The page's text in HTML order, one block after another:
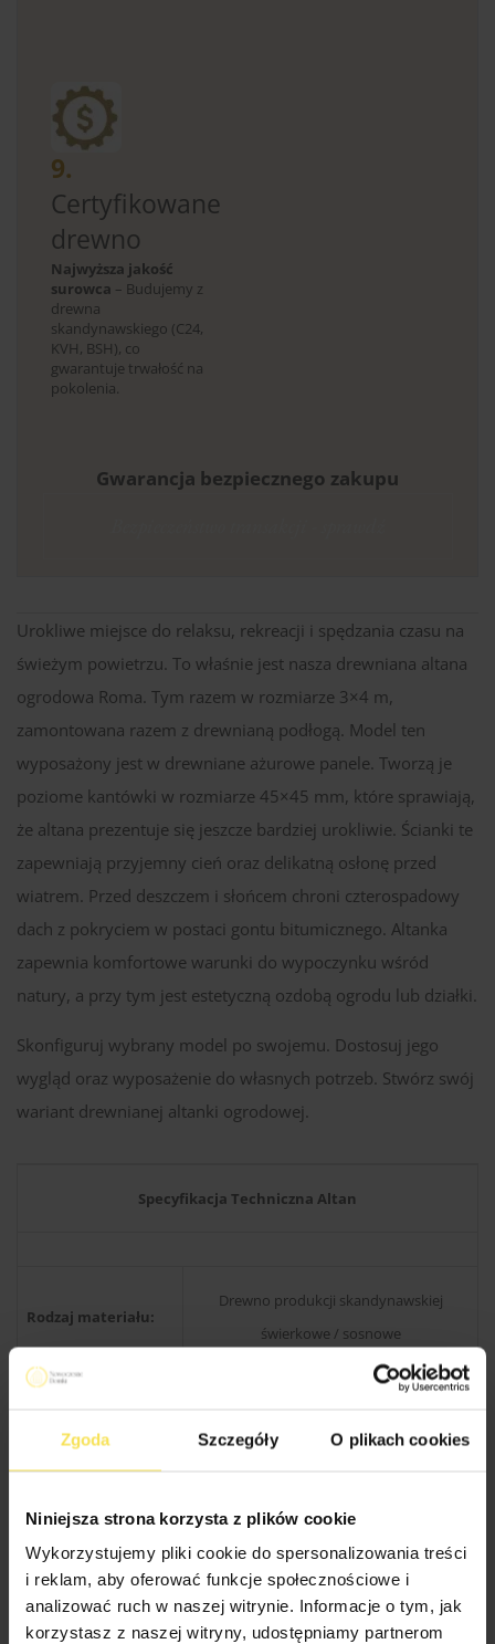
Zgoda Szczegóły O plikach cookies
Niniejsza strona korzysta z plików cookie
Wykorzystujemy pliki cookie do spersonalizowania treści
i reklam, aby oferować funkcje społecznościowe i
analizować ruch w naszej witrynie. Informacje o tym, jak
korzystasz z naszej witryny, udostępniamy partnerom
9.
Certyfikowane
drewno
Najwyższa jakość
surowca – Budujemy z
drewna
skandynawskiego (C24,
KVH, BSH), co
gwarantuje trwałość na
pokolenia.
Gwarancja bezpiecznego zakupu
Urokliwe miejsce do relaksu, rekreacji i spędzania czasu na
świeżym powietrzu. To właśnie jest nasza drewniana altana
ogrodowa Roma. Tym razem w rozmiarze 3×4 m,
zamontowana razem z drewnianą podłogą. Model ten
wyposażony jest w drewniane ażurowe panele. Tworzą je
poziome kantówki w rozmiarze 45×45 mm, które sprawiają,
że altana prezentuje się jeszcze bardziej urokliwie. Ścianki te
zapewniają przyjemny cień oraz delikatną osłonę przed
wiatrem. Przed deszczem i słońcem chroni czterospadowy
dach z pokryciem w postaci gontu bitumicznego. Altanka
zapewnia komfortowe warunki do wypoczynku wśród
natury, a przy tym jest estetyczną ozdobą ogrodu lub działki.
Skonfiguruj wybrany model po swojemu. Dostosuj jego
wygląd oraz wyposażenie do własnych potrzeb. Stwórz swój
wariant drewnianej altanki ogrodowej.
Specyfikacja Techniczna Altan
Rodzaj materiału:
Drewno produkcji skandynawskiej
świerkowe / sosnowe
Wysokość w
Kąt nachylenia
dachu:
22 stopnie